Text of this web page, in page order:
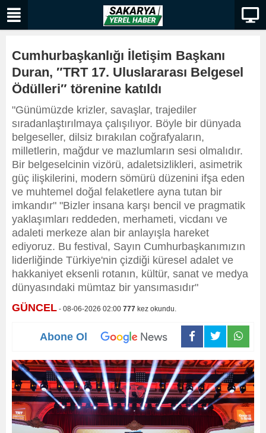
Cumhurbaşkanlığı İletişim Başkanı
Duran, ″TRT 17. Uluslararası Belgesel
Ödülleri″ törenine katıldı
"Günümüzde krizler, savaşlar, trajediler
sıradanlaştırılmaya çalışılıyor. Böyle bir dünyada
belgeseller, dilsiz bırakılan coğrafyaların,
milletlerin, mağdur ve mazlumların sesi olmalıdır.
Bir belgeselcinin vizörü, adaletsizlikleri, asimetrik
güç ilişkilerini, modern sömürü düzenini ifşa eden
ve muhtemel doğal felaketlere ayna tutan bir
imkandır" "Bizler insana karşı bencil ve pragmatik
yaklaşımları reddeden, merhameti, vicdanı ve
adaleti merkeze alan bir anlayışla hareket
ediyoruz. Bu festival, Sayın Cumhurbaşkanımızın
liderliğinde Türkiye'nin çizdiği küresel adalet ve
hakkaniyet eksenli rotanın, kültür, sanat ve medya
dünyasındaki mümtaz bir yansımasıdır"
GÜNCEL - 08-06-2026 02:00 777 kez okundu.
Abone Ol